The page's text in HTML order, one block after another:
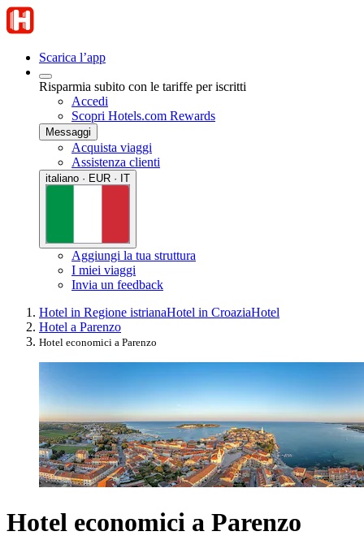
Scarica l’app
Risparmia subito con le tariffe per iscritti
Accedi
Scopri Hotels.com Rewards
Messaggi
Acquista viaggi
Assistenza clienti
italiano · EUR · IT
Aggiungi la tua struttura
I miei viaggi
Invia un feedback
Hotel in Regione istrianaHotel in CroaziaHotel
Hotel a Parenzo
Hotel economici a Parenzo
Hotel economici a Parenzo